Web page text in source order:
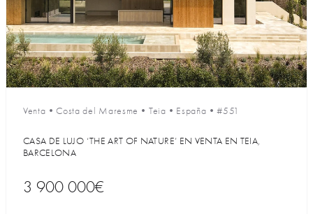
Venta •Costa del Maresme • Teia • España •#551
CASA DE LUJO ‘THE ART OF NATURE’ EN VENTA EN TEIA,
BARCELONA
3 900 000€